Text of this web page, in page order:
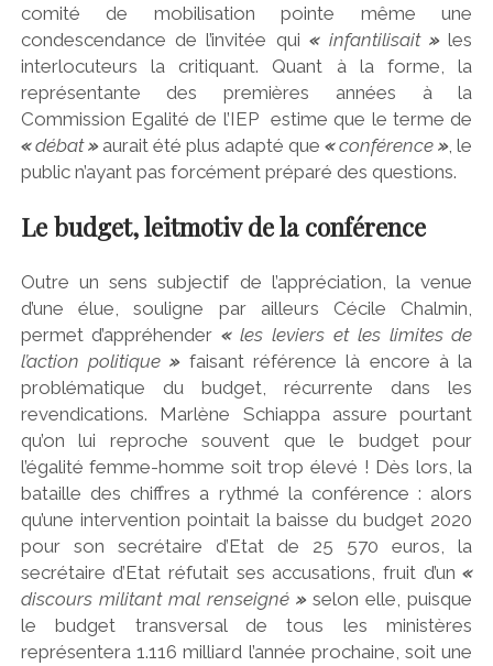
comité de mobilisation pointe même une
condescendance de l’invitée qui« infantilisait »les
interlocuteurs la critiquant. Quant à la forme, la
représentante des premières années à la
Commission Egalité de l’IEP estime que le terme de
«débat» aurait été plus adapté que«conférence», le
public n’ayant pas forcément préparé des questions.
Le budget, leitmotiv de la conférence
Outre un sens subjectif de l’appréciation, la venue
d’une élue, souligne par ailleurs Cécile Chalmin,
permet d’appréhender«les leviers et les limites de
l’action politique»faisant référence là encore à la
problématique du budget, récurrente dans les
revendications. Marlène Schiappa assure pourtant
qu’on lui reproche souvent que le budget pour
l’égalité femme-homme soit trop élevé ! Dès lors, la
bataille des chiffres a rythmé la conférence : alors
qu’une intervention pointait la baisse du budget 2020
pour son secrétaire d’Etat de 25 570 euros, la
secrétaire d’Etat réfutait ses accusations, fruit d’un«
discours militant mal renseigné»selon elle, puisque
le budget transversal de tous les ministères
représentera 1.116 milliard l’année prochaine, soit une